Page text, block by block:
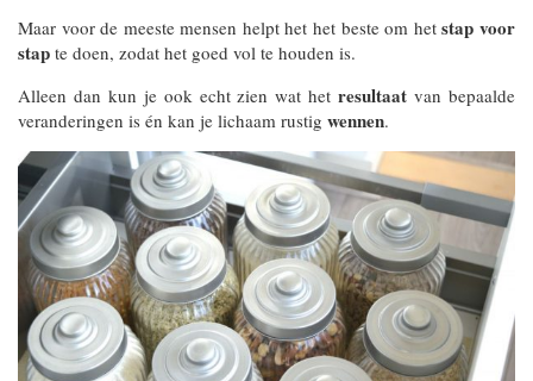
Maar voor de meeste mensen helpt het het beste om hetstap voor
stap te doen, zodat het goed vol te houden is.
Alleen dan kun je ook echt zien wat hetresultaat van bepaalde
veranderingen is én kan je lichaam rustig wennen.